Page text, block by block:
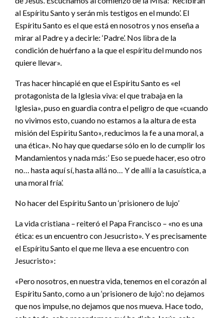
al Espíritu Santo y serán mis testigos en el mundo’. El
Espíritu Santo es el que está en nosotros y nos enseña a
mirar al Padre y a decirle: ‘Padre’. Nos libra de la
condición de huérfano a la que el espíritu del mundo nos
quiere llevar».
Tras hacer hincapié en que el Espíritu Santo es «el
protagonista de la Iglesia viva: el que trabaja en la
Iglesia», puso en guardia contra el peligro de que «cuando
no vivimos esto, cuando no estamos a la altura de esta
misión del Espíritu Santo», reducimos la fe a una moral, a
una ética». No hay que quedarse sólo en lo de cumplir los
Mandamientos y nada más:’ Eso se puede hacer, eso otro
no… hasta aquí sí, hasta allá no… Y de allí a la casuística, a
una moral fría’.
No hacer del Espíritu Santo un ‘prisionero de lujo’
La vida cristiana – reiteró el Papa Francisco – «no es una
ética: es un encuentro con Jesucristo». Y es precisamente
el Espíritu Santo el que me lleva a ese encuentro con
Jesucristo»:
«Pero nosotros, en nuestra vida, tenemos en el corazón al
Espíritu Santo, como a un ‘prisionero de lujo’: no dejamos
que nos impulse, no dejamos que nos mueva. Hace todo,